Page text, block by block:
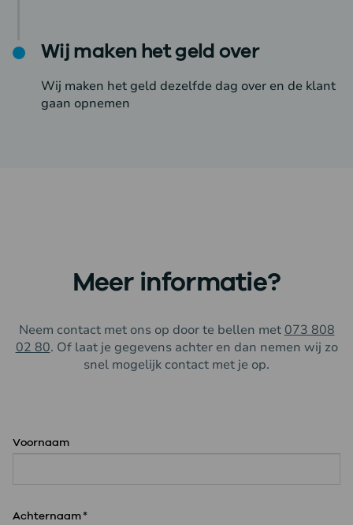
Wij maken het geld over
Wij maken het geld dezelfde dag over en de klant
gaan opnemen
Meer informatie?
Neem contact met ons op door te bellen met 073 808
02 80. Of laat je gegevens achter en dan nemen wij zo
snel mogelijk contact met je op.
Voornaam
Achternaam*